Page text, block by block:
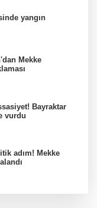
yangın
Mekke
Bayraktar
vurdu
adım! Mekke